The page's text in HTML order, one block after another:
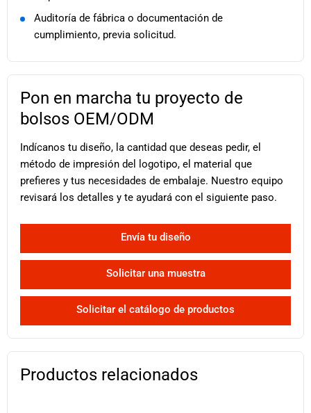
Auditoría de fábrica o documentación de
cumplimiento, previa solicitud.
Pon en marcha tu proyecto de
bolsos OEM/ODM
Indícanos tu diseño, la cantidad que deseas pedir, el
método de impresión del logotipo, el material que
prefieres y tus necesidades de embalaje. Nuestro equipo
revisará los detalles y te ayudará con el siguiente paso.
Envía tu diseño
Solicitar una muestra
Solicitar el catálogo de productos
Productos relacionados